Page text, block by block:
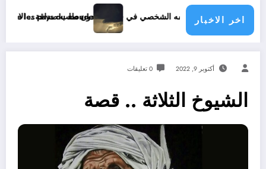
اخر الاخبار
دون طلب صداقة .. الاطلاع على محتوى صفحة شخص اغلق ملفه الشخصي في فيسبوك دون طلب صداقة
menace les pays du monde
أكتوبر 9, 2022 0 تعليقات
الشيوخ الثلاثة .. قصة